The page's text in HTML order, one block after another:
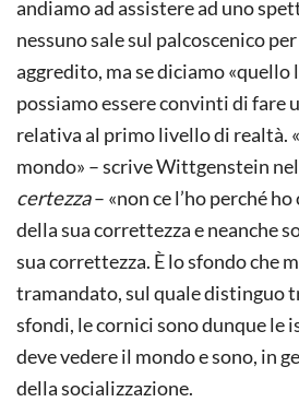
andiamo ad assistere ad uno
nessuno sale sul palcoscenico
aggredito, ma se diciamo «quello
possiamo essere convinti di fare
relativa al primo livello di realtà.
mondo» – scrive Wittgenstein
certezza– «non ce l’ho perché
della sua correttezza e neanche
sua correttezza. È lo sfondo che
tramandato, sul quale distinguo
sfondi, le cornici sono dunque le
deve vedere il mondo e sono, in
della socializzazione.